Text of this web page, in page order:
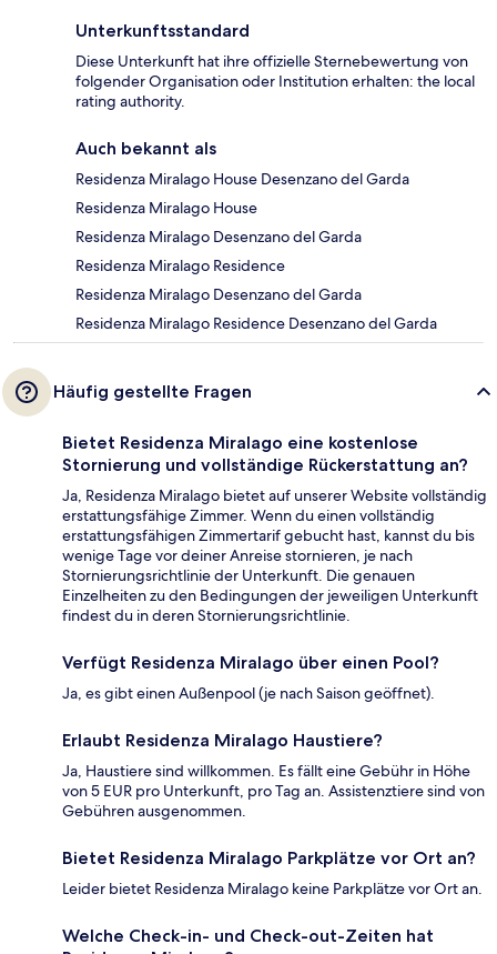
Unterkunftsstandard
Diese Unterkunft hat ihre offizielle Sternebewertung von
folgender Organisation oder Institution erhalten: the local
rating authority.
Auch bekannt als
Residenza Miralago House Desenzano del Garda
Residenza Miralago House
Residenza Miralago Desenzano del Garda
Residenza Miralago Residence
Residenza Miralago Desenzano del Garda
Residenza Miralago Residence Desenzano del Garda
Häufig gestellte Fragen
Bietet Residenza Miralago eine kostenlose
Stornierung und vollständige Rückerstattung an?
Ja, Residenza Miralago bietet auf unserer Website vollständig
erstattungsfähige Zimmer. Wenn du einen vollständig
erstattungsfähigen Zimmertarif gebucht hast, kannst du bis
wenige Tage vor deiner Anreise stornieren, je nach
Stornierungsrichtlinie der Unterkunft. Die genauen
Einzelheiten zu den Bedingungen der jeweiligen Unterkunft
findest du in deren Stornierungsrichtlinie.
Verfügt Residenza Miralago über einen Pool?
Ja, es gibt einen Außenpool (je nach Saison geöffnet).
Erlaubt Residenza Miralago Haustiere?
Ja, Haustiere sind willkommen. Es fällt eine Gebühr in Höhe
von 5 EUR pro Unterkunft, pro Tag an. Assistenztiere sind von
Gebühren ausgenommen.
Bietet Residenza Miralago Parkplätze vor Ort an?
Leider bietet Residenza Miralago keine Parkplätze vor Ort an.
Welche Check-in- und Check-out-Zeiten hat